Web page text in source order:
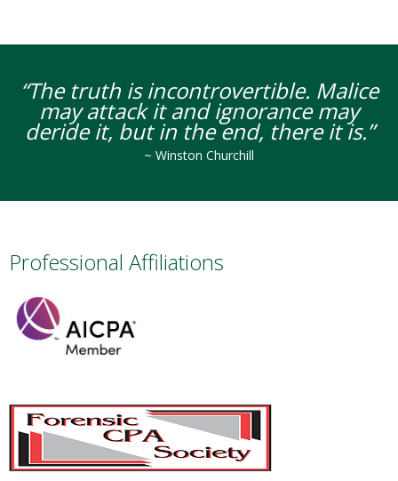
“The truth is incontrovertible. Malice
may attack it and ignorance may
deride it, but in the end, there it is.”
~ Winston Churchill
Professional Affiliations